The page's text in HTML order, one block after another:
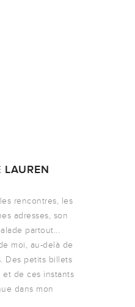
LAUREN
rencontres, les
adresses, son
partout...
moi, au-delà de
Des petits billets
et de ces instants
dans mon